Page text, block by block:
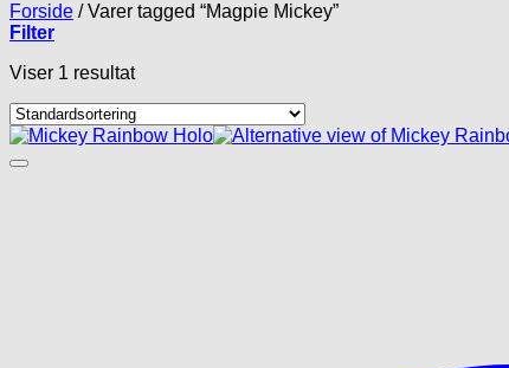
Forside /Varer tagged “Magpie Mickey”
Filter
Viser 1 resultat